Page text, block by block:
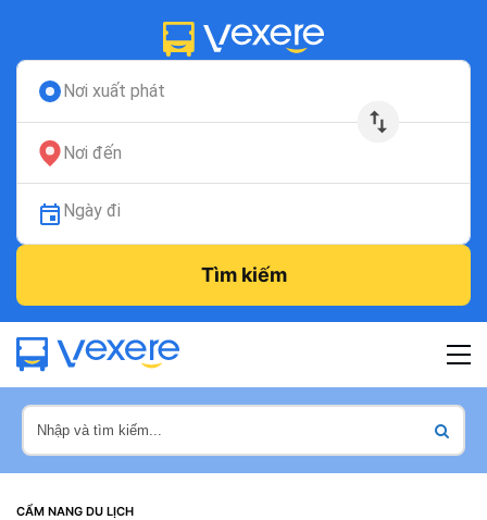
Nơi xuất phát
Nơi đến
Ngày đi
Tìm kiếm
CẨM NANG DU LỊCH